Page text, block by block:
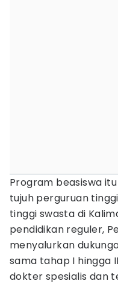
Program beasiswa
tujuh perguruan
tinggi swasta di
pendidikan reguler,
menyalurkan
sama tahap I hingga
dokter spesialis dan